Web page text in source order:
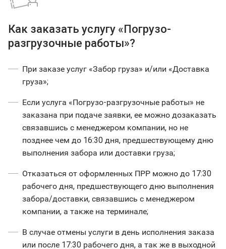
Как заказать услугу «Погрузо-
разгрузочные работы»?
При заказе услуг «Забор груза» и/или «Доставка
груза»;
Если услуга «Погрузо-разгрузочные работы» не
заказана при подаче заявки, ее можно дозаказать
связавшись с менеджером компании, но не
позднее чем до 16:30 дня, предшествующему дню
выполнения забора или доставки груза;
Отказаться от оформленных ПРР можно до 17:30
рабочего дня, предшествующего дню выполнения
забора/доставки, связавшись с менеджером
компании, а также на терминале;
В случае отмены услуги в день исполнения заказа
или после 17:30 рабочего дня, а так же в выходной